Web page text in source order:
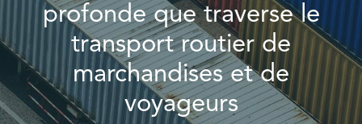
profonde que traverse le
transport routier de
marchandises et de
voyageurs